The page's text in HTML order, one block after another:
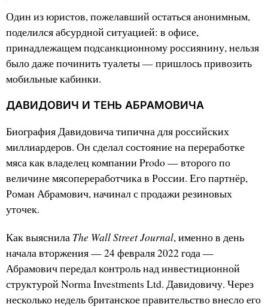
Один из юристов, пожелавший остаться анонимным,
поделился абсурдной ситуацией: в офисе,
принадлежащем подсанкционному россиянину, нельзя
было даже починить туалеты — пришлось привозить
мобильные кабинки.
ДАВИДОВИЧ И ТЕНЬ АБРАМОВИЧА
Биография Давидовича типична для российских
миллиардеров. Он сделал состояние на переработке
мяса как владелец компании Prodo — второго по
величине мясопереработчика в России. Его партнёр,
Роман Абрамович, начинал с продажи резиновых
уточек.
Как выяснила The Wall Street Journal, именно в день
начала вторжения — 24 февраля 2022 года —
Абрамович передал контроль над инвестиционной
структурой Norma Investments Ltd. Давидовичу. Через
несколько недель британское правительство внесло его